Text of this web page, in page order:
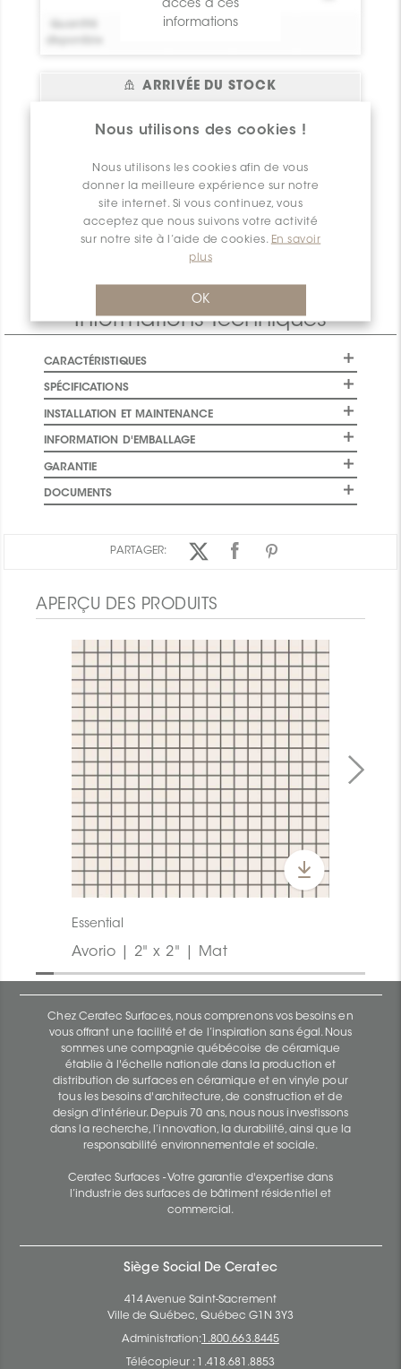
Nous utilisons des cookies !
Nous utilisons les cookies afin de vous
donner la meilleure expérience sur notre
site internet. Si vous continuez, vous
acceptez que nous suivons votre activité
sur notre site à l’aide de cookies. En savoir
plus
OK
0
accès à ces
informations
ARRIVÉE DU STOCK
Statut pi.ca.
nt
d'arrivée
compte !
0
Crée toi un
compte !
2026-08-06
Quantité
0
connecter ou vous
inscrire pour avoir
accès à ces
informations
Informations Techniques
CARACTÉRISTIQUES
SPÉCIFICATIONS
INSTALLATION ET MAINTENANCE
INFORMATION D'EMBALLAGE
GARANTIE
DOCUMENTS
PARTAGER:
APERÇU DES PRODUITS
Essential
Avorio | 2" x 2" | Mat
Chez Ceratec Surfaces, nous comprenons vos besoins en
vous offrant une facilité et de l’inspiration sans égal. Nous
sommes une compagnie québécoise de céramique
établie à l'échelle nationale dans la production et
distribution de surfaces en céramique et en vinyle pour
tous les besoins d'architecture, de construction et de
design d'intérieur. Depuis 70 ans, nous nous investissons
dans la recherche, l’innovation, la durabilité, ainsi que la
responsabilité environnementale et sociale.
Ceratec Surfaces - Votre garantie d'expertise dans
l’industrie des surfaces de bâtiment résidentiel et
commercial.
Siège Social De Ceratec
414 Avenue Saint-Sacrement
Ville de Québec, Québec G1N 3Y3
Administration: 1.800.663.8445
Télécopieur : 1.418.681.8853